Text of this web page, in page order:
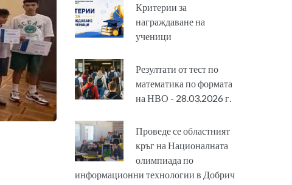
Критерии за
награждаване на
ученици
Резултати от тест по
математика по формата
на НВО - 28.03.2026 г.
Проведе се областният
кръг на Националната
олимпиада по
информационни технологии в Добрич